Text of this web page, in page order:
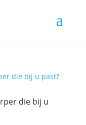
die bij u